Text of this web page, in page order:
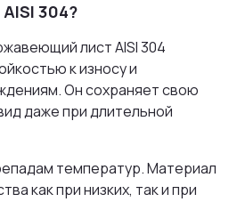
304?
лист AISI 304
к износу и
Он сохраняет свою
даже при длительной
температур. Материал
как при низких, так и при